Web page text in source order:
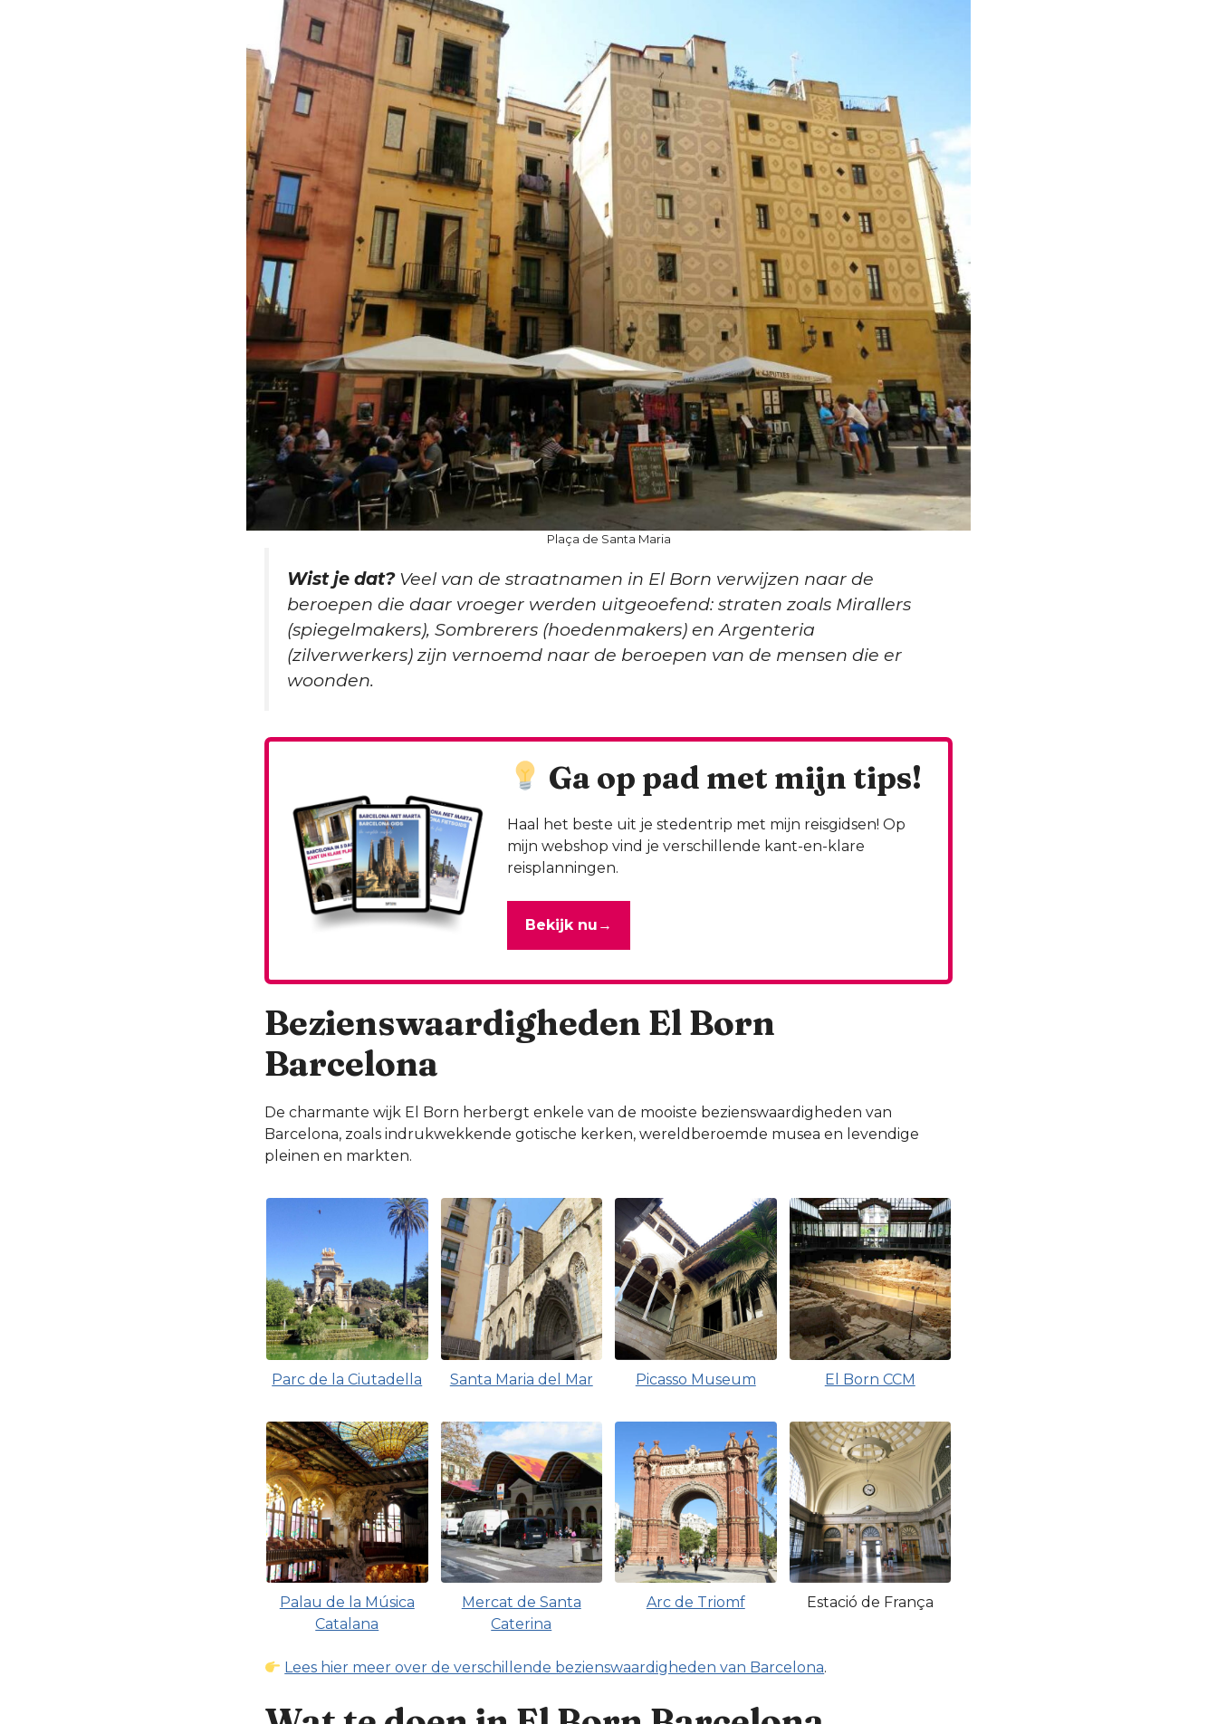
Plaça de Santa Maria
Wist je dat?Veel van de straatnamen in El Born verwijzen naar de
beroepen die daar vroeger werden uitgeoefend: straten zoals Mirallers
(spiegelmakers), Sombrerers (hoedenmakers) en Argenteria
(zilverwerkers) zijn vernoemd naar de beroepen van de mensen die er
woonden.
Ga op pad met mijn tips!
Haal het beste uit je stedentrip met mijn reisgidsen! Op
mijn webshop vind je verschillende kant-en-klare
reisplanningen.
Bekijk nu →
Bezienswaardigheden El Born
Barcelona
De charmante wijk El Born herbergt enkele van de mooiste bezienswaardigheden van
Barcelona, zoals indrukwekkende gotische kerken, wereldberoemde musea en levendige
pleinen en markten.
Parc de la Ciutadella Santa Maria del Mar Picasso Museum El Born CCM
Palau de la Música
Catalana
Mercat de Santa
Caterina
Arc de Triomf Estació de França
Lees hier meer over de verschillende bezienswaardigheden van Barcelona.